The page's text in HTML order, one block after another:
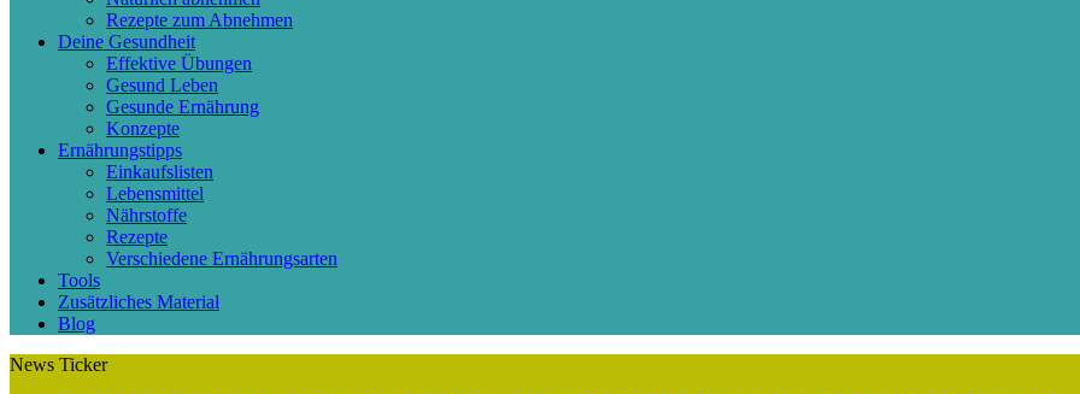
Rezepte zum Abnehmen
Deine Gesundheit
Effektive Übungen
Gesund Leben
Gesunde Ernährung
Konzepte
Ernährungstipps
Einkaufslisten
Lebensmittel
Nährstoffe
Rezepte
Verschiedene Ernährungsarten
Tools
Zusätzliches Material
Blog
News Ticker